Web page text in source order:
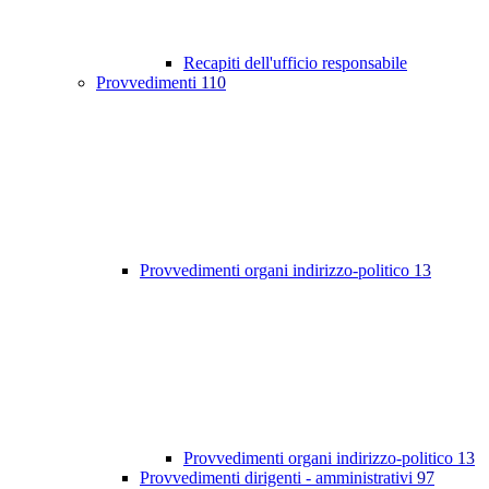
Recapiti dell'ufficio responsabile
Provvedimenti 110
Provvedimenti organi indirizzo-politico 13
Provvedimenti organi indirizzo-politico 13
Provvedimenti dirigenti - amministrativi 97